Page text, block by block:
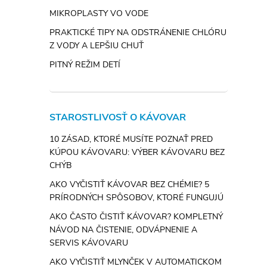
MIKROPLASTY VO VODE
PRAKTICKÉ TIPY NA ODSTRÁNENIE CHLÓRU
Z VODY A LEPŠIU CHUŤ
PITNÝ REŽIM DETÍ
STAROSTLIVOSŤ O KÁVOVAR
10 ZÁSAD, KTORÉ MUSÍTE POZNAŤ PRED
KÚPOU KÁVOVARU: VÝBER KÁVOVARU BEZ
CHÝB
AKO VYČISTIŤ KÁVOVAR BEZ CHÉMIE? 5
PRÍRODNÝCH SPÔSOBOV, KTORÉ FUNGUJÚ
AKO ČASTO ČISTIŤ KÁVOVAR? KOMPLETNÝ
NÁVOD NA ČISTENIE, ODVÁPNENIE A
SERVIS KÁVOVARU
AKO VYČISTIŤ MLYNČEK V AUTOMATICKOM